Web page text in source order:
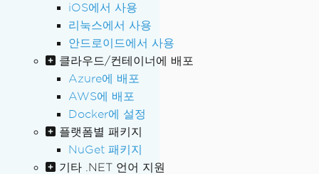
iOS에서 사용
리눅스에서 사용
안드로이드에서 사용
클라우드/컨테이너에 배포
Azure에 배포
AWS에 배포
Docker에 설정
플랫폼별 패키지
NuGet 패키지
기타 .NET 언어 지원